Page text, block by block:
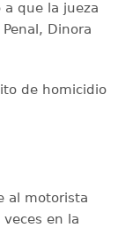
que la jueza
Dinora
de homicidio
al motorista
en la